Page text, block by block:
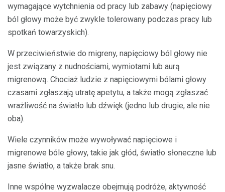
wymagające wytchnienia od pracy lub zabawy (napięciowy
ból głowy może być zwykle tolerowany podczas pracy lub
spotkań towarzyskich).
W przeciwieństwie do migreny, napięciowy ból głowy nie
jest związany z nudnościami, wymiotami lub aurą
migrenową. Chociaż ludzie z napięciowymi bólami głowy
czasami zgłaszają utratę apetytu, a także mogą zgłaszać
wrażliwość na światło lub dźwięk (jedno lub drugie, ale nie
oba).
Wiele czynników może wywoływać napięciowe i
migrenowe bóle głowy, takie jak głód, światło słoneczne lub
jasne światło, a także brak snu.
Inne wspólne wyzwalacze obejmują podróże, aktywność